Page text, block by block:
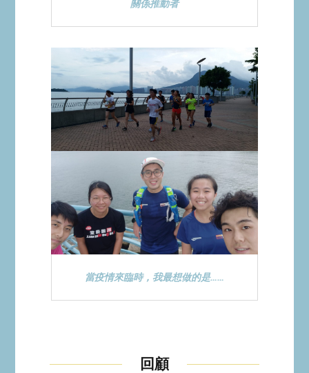
關係推動者
當疫情來臨時，我最想做的是……
回顧